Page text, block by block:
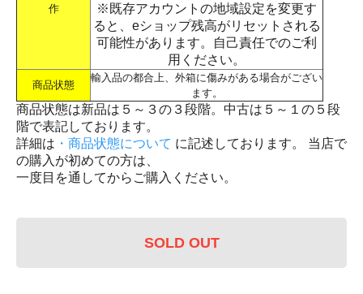
作
※既存アカウントの地域設定を変更す
ると、eショップ残高がリセットされる
可能性があります。自己責任でのご利
用ください。
商品状態
輸入品の都合上、外箱に傷みがある場合がござい
ます。
商品状態は新品は５～３の３段階。中古は５～１の５段
階で表記しております。
詳細は ・商品状態について に記述しております。 当店で
の購入が初めての方は、
一度目を通してからご購入ください。
SOLD OUT